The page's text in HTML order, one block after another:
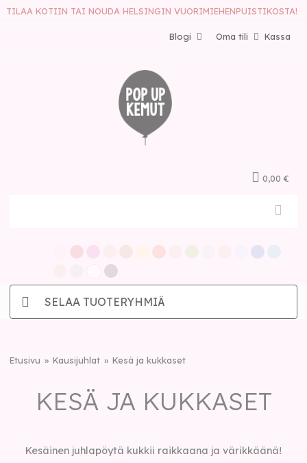
TILAA KOTIIN TAI NOUDA HELSINGIN VUORIMIEHENPUISTIKOSTA!
Kassa
Oma tili
Blogi
0,00 €
SELAA TUOTERYHMIÄ
Etusivu Kausijuhlat Kesä ja kukkaset
KESÄ JA KUKKASET
Kesäinen juhlapöytä kukkii raikkaana ja värikkäänä!